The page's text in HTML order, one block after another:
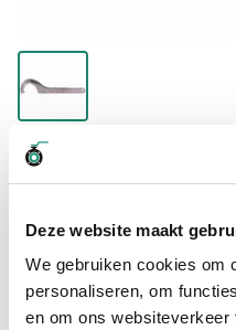
Deze website maakt
We gebruiken cookies om
personaliseren, om
en om ons
Koppelingsleutel DIN11851
van 90-155 en wordt
€ 25,25
Levertijd wordt berekend...